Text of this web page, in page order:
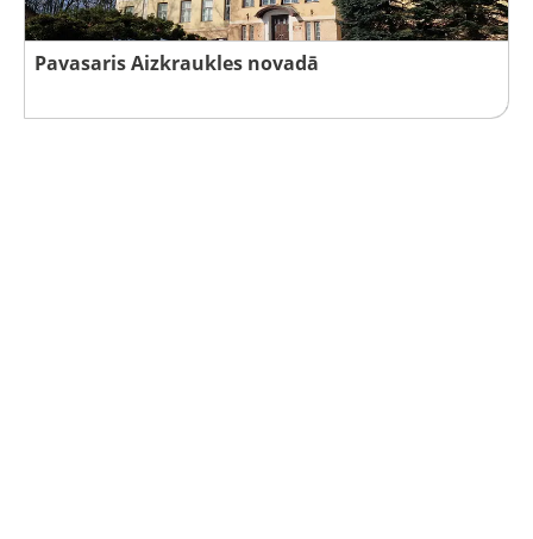
Pavasaris Aizkraukles novadā